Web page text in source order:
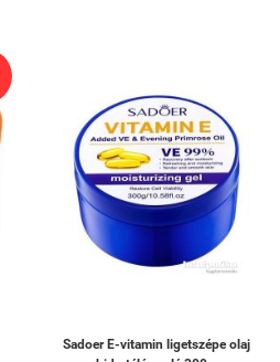
Sadoer E-vitamin ligetszépe olaj